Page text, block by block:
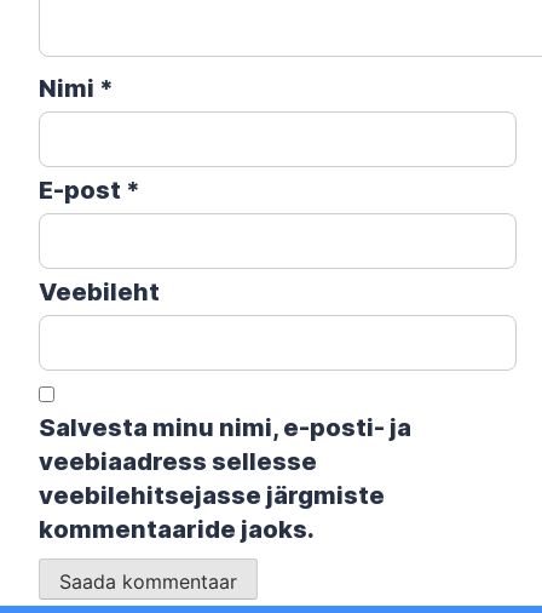
Nimi *
E-post *
Veebileht
Salvesta minu nimi, e-posti- ja
veebiaadress sellesse
veebilehitsejasse järgmiste
kommentaaride jaoks.